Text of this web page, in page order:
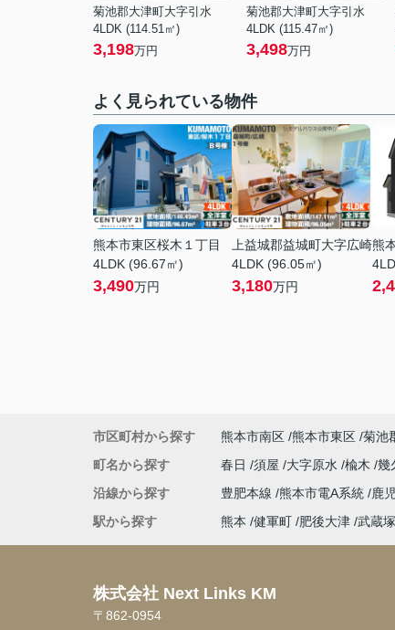
菊池郡大津町大字引水
4LDK (114.51㎡)
3,198万円
菊池郡大津町大字引水
4LDK (115.47㎡)
3,498万円
よく見られている物件
熊本市東区桜木１丁目
4LDK (96.67㎡)
3,490万円
上益城郡益城町大字広崎
4LDK (96.05㎡)
3,180万円
熊
市区町村から探す 熊本市南区 熊本市東区 菊池
町名から探す
春日 須屋 大字原水 楡木 幾
沿線から探す
豊肥本線 熊本市電A系統 鹿
駅から探す
熊本 健軍町 肥後大津 武蔵塚
株式会社 Next Links KM
〒862-0954